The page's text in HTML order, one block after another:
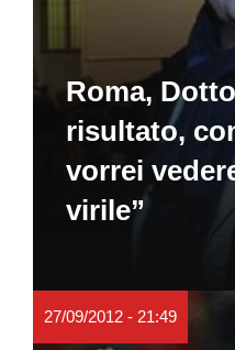
Roma,
risultato,
vorrei
virile”
27/09/2012 - 21:49